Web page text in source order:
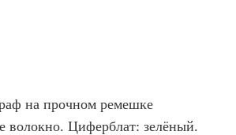
на прочном ремешке
волокно. Циферблат: зелёный.